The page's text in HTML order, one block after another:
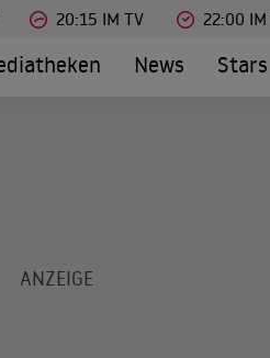
20:15 IM TV 22:00 IM
News Stars